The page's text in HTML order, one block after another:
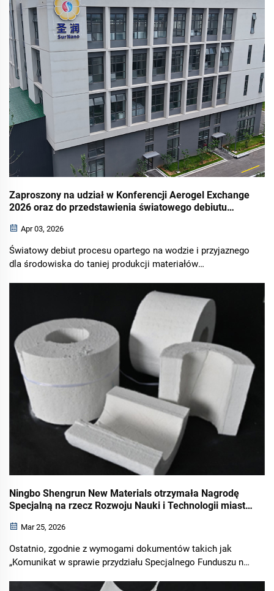
stanowiło kluczowy element 2026 Asia Silicon I...
Zaproszony na udział w Konferencji Aerogel Exchange
2026 oraz do przedstawienia światowego debiutu
środowiska!
Apr 03, 2026
Światowy debiut procesu opartego na wodzie i przyjaznego
dla środowiska do taniej produkcji materiałów
o nadzwyczaj wysokiej izolacji termicznej, stopniowo staje
się kluczowym i podstawowym materiałem w takich
dziedzinach jak nowa energia, en...
Ningbo Shengrun New Materials otrzymała Nagrodę
Specjalną na rzecz Rozwoju Nauki i Technologii miasta
Mar 25, 2026
Ostatnio, zgodnie z wymogami dokumentów takich jak
„Komunikat w sprawie przydziału Specjalnego Funduszu na